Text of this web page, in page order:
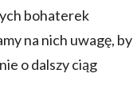
bohaterek
na nich uwagę, by
o dalszy ciąg